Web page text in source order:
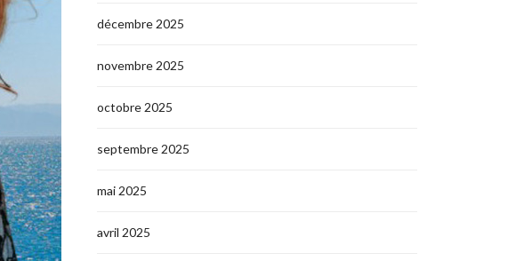
décembre 2025
novembre 2025
octobre 2025
septembre 2025
mai 2025
avril 2025